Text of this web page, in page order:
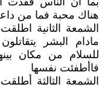
هناك محبة فما من
الشمعة الثانية
مادام البشر
للسلام من مكان
فاأطفئت نفسها
الشمعة الثالثة